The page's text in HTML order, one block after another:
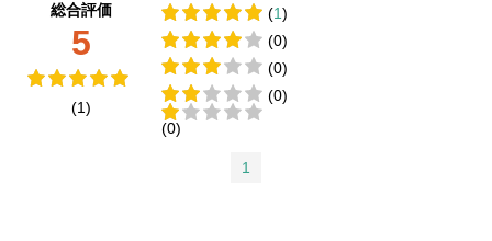
総合評価
5
(1)
(1)
(0)
(0)
(0)
(0)
1